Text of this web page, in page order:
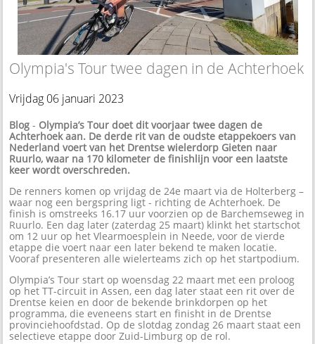
Olympia's Tour twee dagen in de Achterhoek
Vrijdag 06 januari 2023
Blog - Olympia’s Tour doet dit voorjaar twee dagen de
Achterhoek aan. De derde rit van de oudste etappekoers van
Nederland voert van het Drentse wielerdorp Gieten naar
Ruurlo, waar na 170 kilometer de finishlijn voor een laatste
keer wordt overschreden.
De renners komen op vrijdag de 24e maart via de Holterberg –
waar nog een bergspring ligt - richting de Achterhoek. De
finish is omstreeks 16.17 uur voorzien op de Barchemseweg in
Ruurlo. Een dag later (zaterdag 25 maart) klinkt het startschot
om 12 uur op het Vlearmoesplein in Neede, voor de vierde
etappe die voert naar een later bekend te maken locatie.
Vooraf presenteren alle wielerteams zich op het startpodium.
Olympia’s Tour start op woensdag 22 maart met een proloog
op het TT-circuit in Assen, een dag later staat een rit over de
Drentse keien en door de bekende brinkdorpen op het
programma, die eveneens start en finisht in de Drentse
provinciehoofdstad. Op de slotdag zondag 26 maart staat een
selectieve etappe door Zuid-Limburg op de rol.